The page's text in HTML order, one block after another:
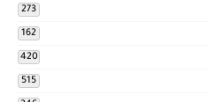
273
162
420
515